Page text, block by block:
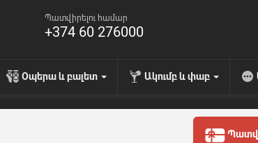
Պատվիրելու համար
+374 60 276000
Օպերա և բալետ Ակումբ և փաբ